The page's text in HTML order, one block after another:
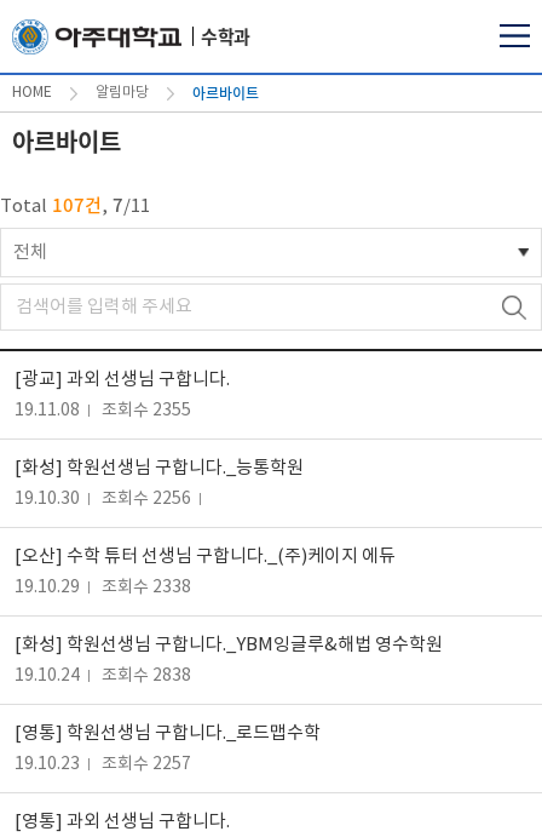
수학과
HOME 알림마당 아르바이트
아르바이트
Total 107건, 7/11
전체
[광교] 과외 선생님 구합니다.
19.11.08 조회수 2355
[화성] 학원선생님 구합니다._능통학원
19.10.30 조회수 2256
[오산] 수학 튜터 선생님 구합니다._(주)케이지 에듀
19.10.29 조회수 2338
[화성] 학원선생님 구합니다._YBM잉글루&해법 영수학원
19.10.24 조회수 2838
[영통] 학원선생님 구합니다._로드맵수학
19.10.23 조회수 2257
[영통] 과외 선생님 구합니다.